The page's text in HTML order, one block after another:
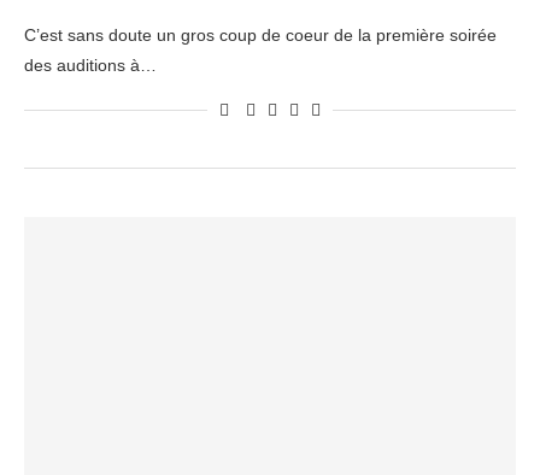
C’est sans doute un gros coup de coeur de la première soirée
des auditions à…